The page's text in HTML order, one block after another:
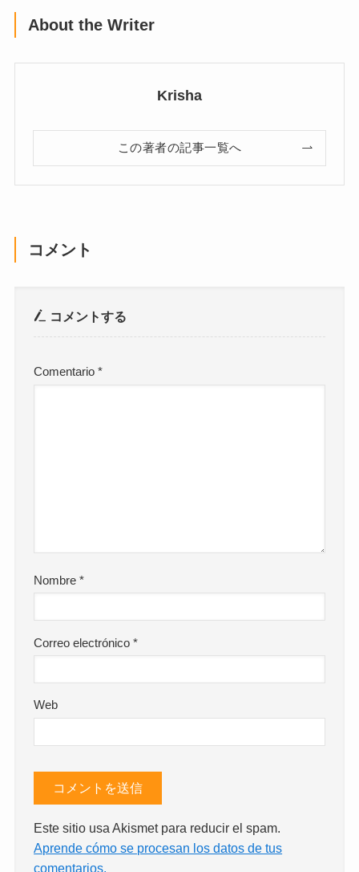
About the Writer
Krisha
この著者の記事一覧へ
コメント
コメントする
Comentario*
Nombre*
Correo electrónico*
Web
Este sitio usa Akismet para reducir el spam.
Aprende cómo se procesan los datos de tus
comentarios.